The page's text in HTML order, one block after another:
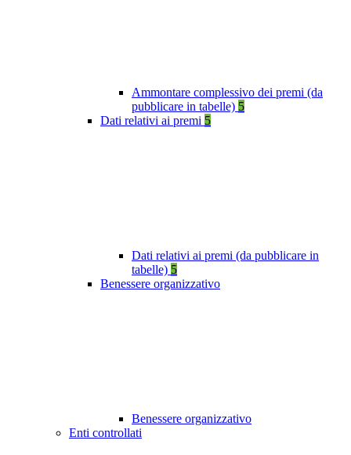
Ammontare complessivo dei premi (da
pubblicare in tabelle) 5
Dati relativi ai premi 5
Dati relativi ai premi (da pubblicare in
tabelle) 5
Benessere organizzativo
Benessere organizzativo
Enti controllati